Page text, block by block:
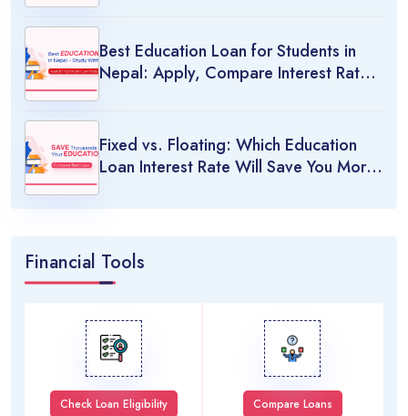
Best Education Loan for Students in
Nepal: Apply, Compare Interest Rates
& Study Abroad Options
Fixed vs. Floating: Which Education
Loan Interest Rate Will Save You More
Money?
Financial Tools
Check Loan Eligibility Compare Loans